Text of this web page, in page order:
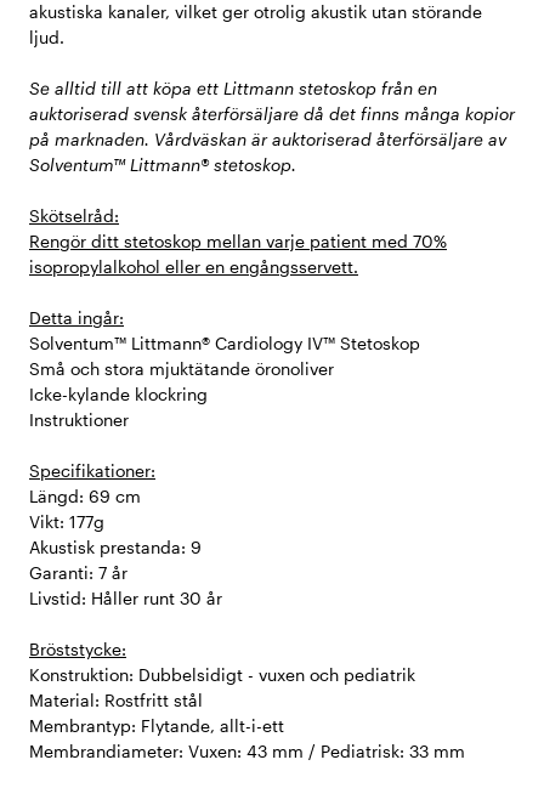
akustiska kanaler, vilket ger otrolig akustik utan störande
ljud.
Se alltid till att köpa ett Littmann stetoskop från en
auktoriserad svensk återförsäljare då det finns många kopior
på marknaden. Vårdväskan är auktoriserad återförsäljare av
Solventum™ Littmann® stetoskop.
Skötselråd:
Rengör ditt stetoskop mellan varje patient med 70%
isopropylalkohol eller en engångsservett.
Detta ingår:
Solventum™ Littmann® Cardiology IV™ Stetoskop
Små och stora mjuktätande öronoliver
Icke-kylande klockring
Instruktioner
Specifikationer:
Längd: 69 cm
Vikt: 177g
Akustisk prestanda: 9
Garanti: 7 år
Livstid: Håller runt 30 år
Bröststycke:
Konstruktion: Dubbelsidigt - vuxen och pediatrik
Material: Rostfritt stål
Membrantyp: Flytande, allt-i-ett
Membrandiameter: Vuxen: 43 mm / Pediatrisk: 33 mm